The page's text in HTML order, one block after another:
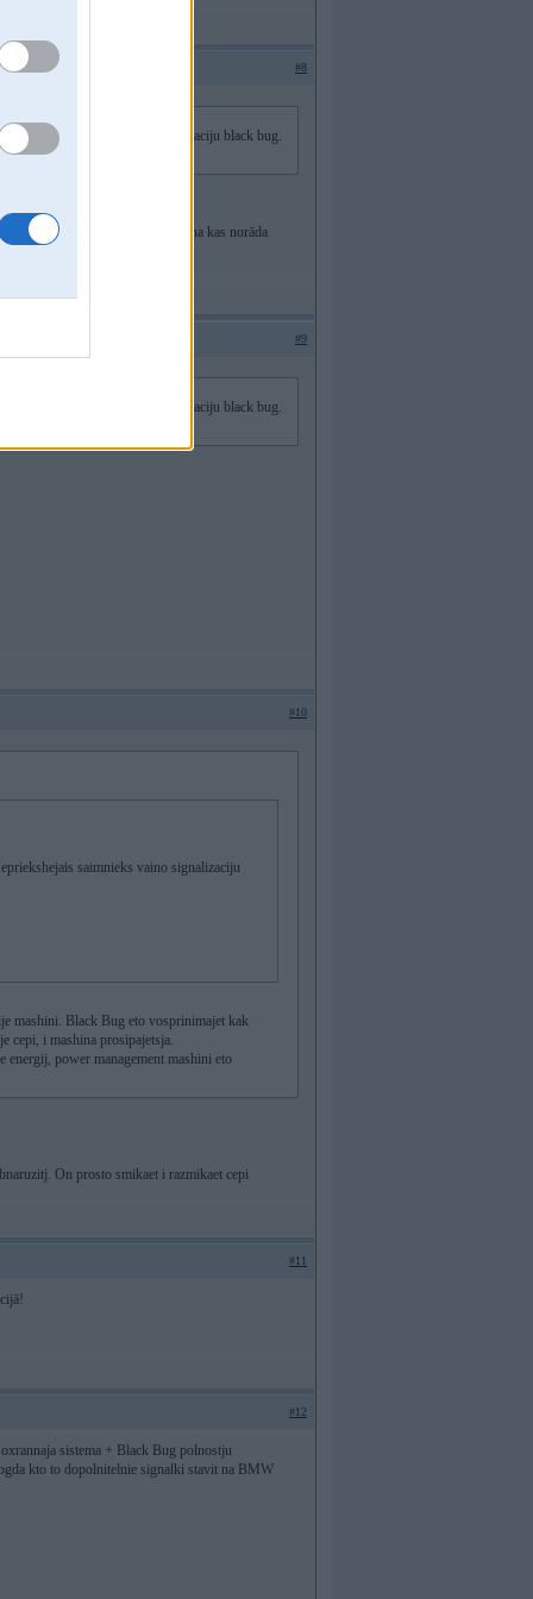
#8
saimnieks vaino signalizaciju black bug.
uz signalizāciju vai lampiņa kas norāda
#9
saimnieks vaino signalizaciju black bug.
#10
saimnieks vaino signalizaciju
mashini. Black Bug eto vosprinimajet kak
cepi, i mashina prosipajetsja.
power management mashini eto
On prosto smikaet i razmikaet cepi
#11
#12
sistema + Black Bug polnostju
kto to dopolnitelnie signalki stavit na BMW